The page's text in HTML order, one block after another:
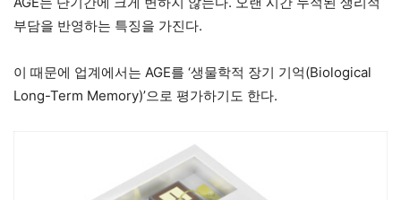
부담을 반영하는 특징을 가진다.
이 때문에 업계에서는 AGE를 ‘생물학적 장기 기억(Biological
Long-Term Memory)’으로 평가하기도 한다.